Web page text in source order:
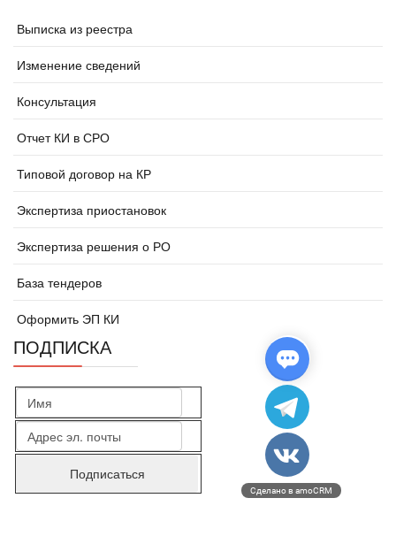
Выписка из реестра
Изменение сведений
Консультация
Отчет КИ в СРО
Типовой договор на КР
Экспертиза приостановок
Экспертиза решения о РО
База тендеров
Оформить ЭП КИ
ПОДПИСКА
Сделано в amoCRM